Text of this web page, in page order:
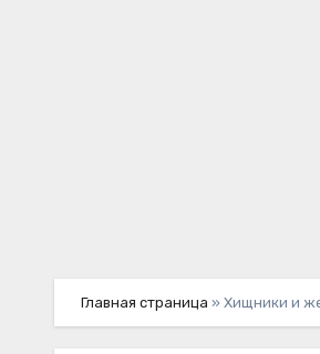
Главная страница » Хищники и